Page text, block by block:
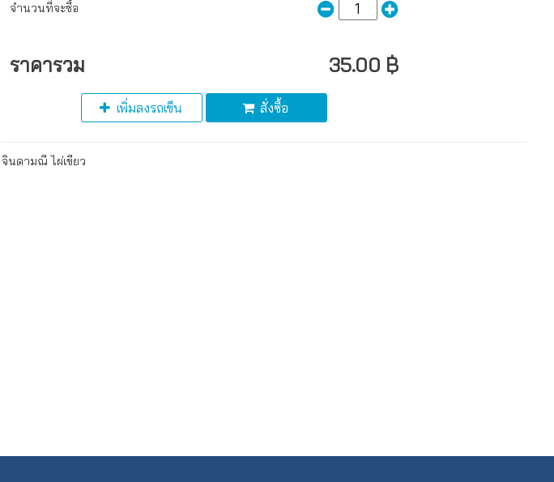
จำนวนที่จะซื้อ
ราคารวม 35.00 ฿
เพิ่มลงรถเข็น สั่งซื้อ
จินดามณี ไผ่เขียว